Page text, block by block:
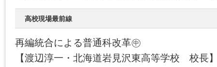
高校現場最前線
再編統合による普通科改革㊥
【渡辺淳一・北海道岩見沢東高等学校 校長